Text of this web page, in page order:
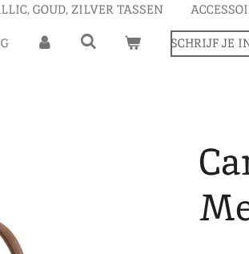
GOUD, ZILVER TASSEN
SCHRIJF JE